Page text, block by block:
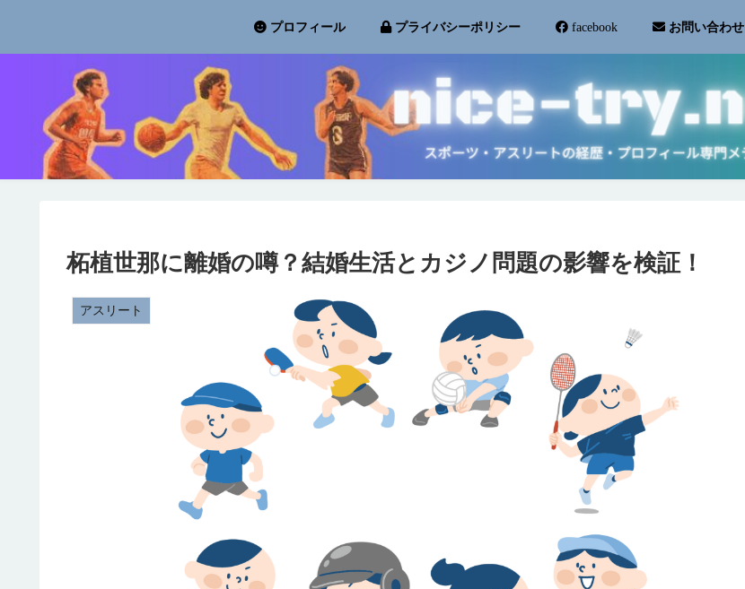
プロフィール プライバシーポリシー facebook お問い合わせ
柘植世那に離婚の噂？結婚生活とカジノ問題の影響を検証！
アスリート